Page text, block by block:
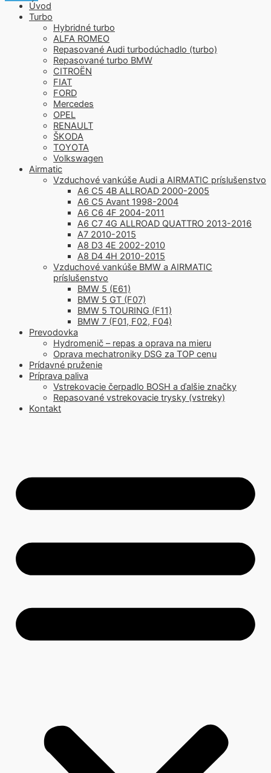
Úvod
Turbo
Hybridné turbo
ALFA ROMEO
Repasované Audi turbodúchadlo (turbo)
Repasované turbo BMW
CITROËN
FIAT
FORD
Mercedes
OPEL
RENAULT
ŠKODA
TOYOTA
Volkswagen
Airmatic
Vzduchové vankúše Audi a AIRMATIC príslušenstvo
A6 C5 4B ALLROAD 2000-2005
A6 C5 Avant 1998-2004
A6 C6 4F 2004-2011
A6 C7 4G ALLROAD QUATTRO 2013-2016
A7 2010-2015
A8 D3 4E 2002-2010
A8 D4 4H 2010-2015
Vzduchové vankúše BMW a AIRMATIC
príslušenstvo
BMW 5 (E61)
BMW 5 GT (F07)
BMW 5 TOURING (F11)
BMW 7 (F01, F02, F04)
Prevodovka
Hydromenič – repas a oprava na mieru
Oprava mechatroniky DSG za TOP cenu
Prídavné pruženie
Príprava paliva
Vstrekovacie čerpadlo BOSH a ďalšie značky
Repasované vstrekovacie trysky (vstreky)
Kontakt